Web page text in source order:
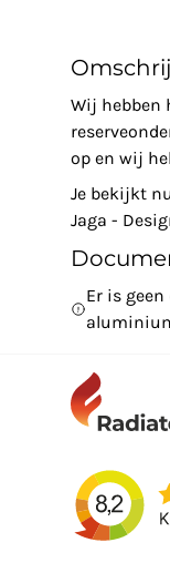
Wij hebben
op en wij
Je bekijkt
Jaga -
Er is